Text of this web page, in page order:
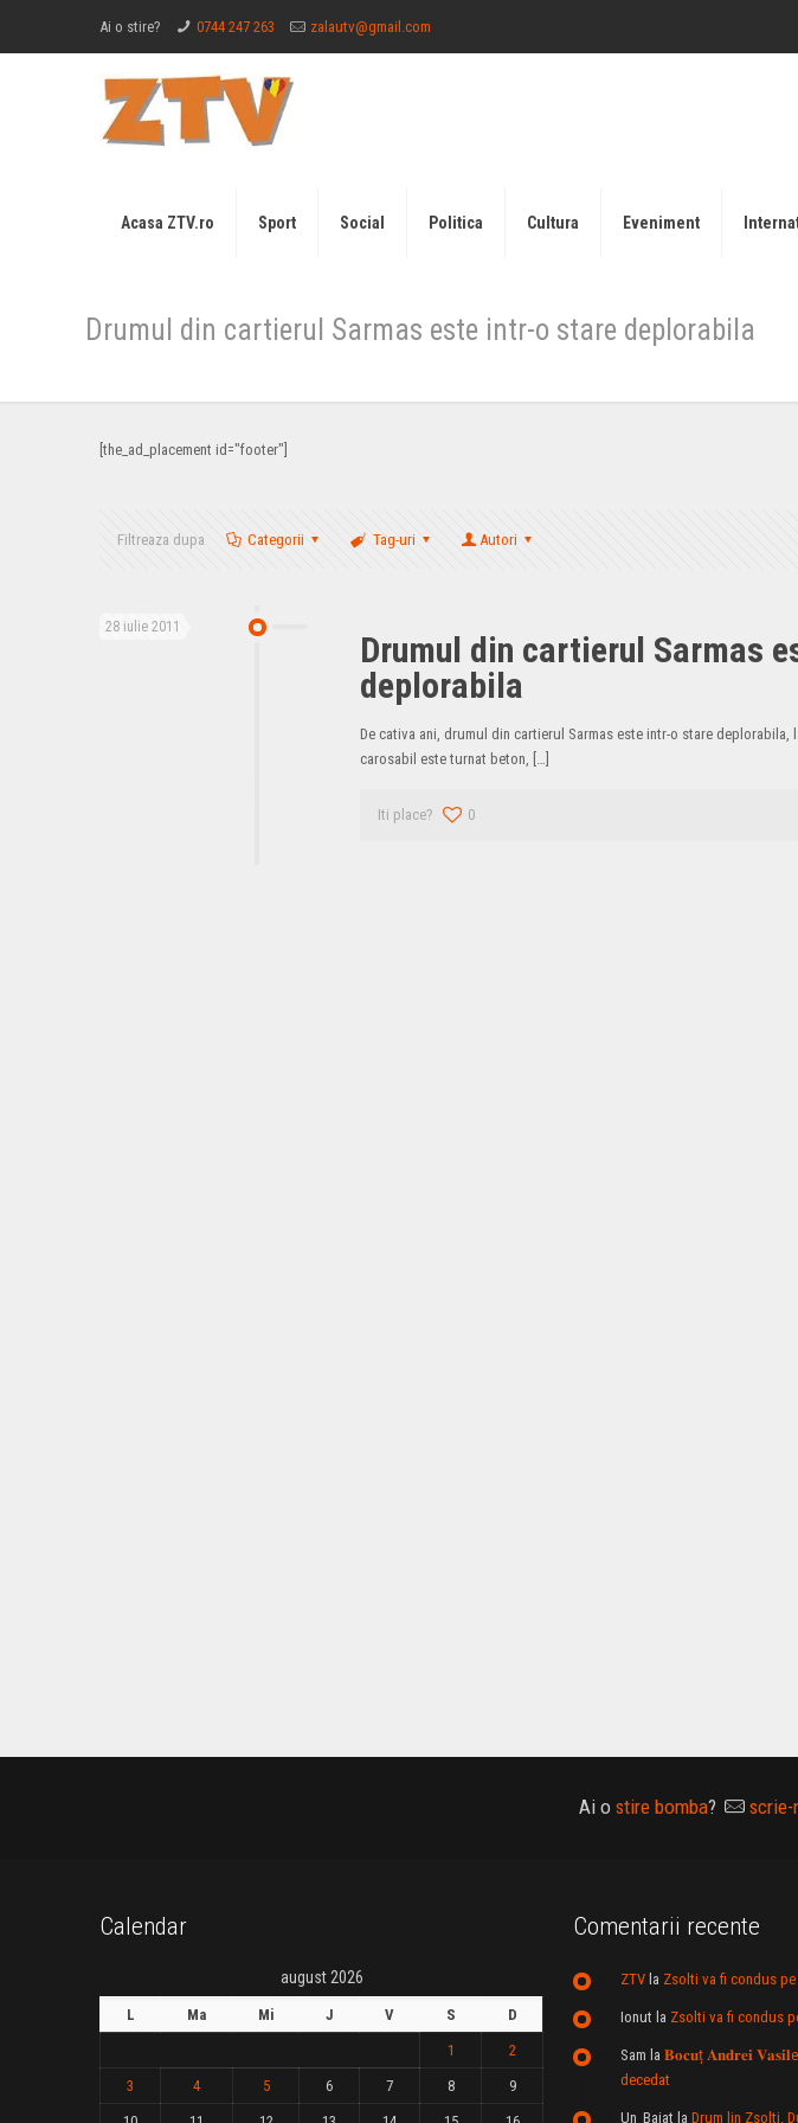
Ai o stire? 0744 247 263 zalautv@gmail.com
Acasa ZTV.ro Sport Social Politica Cultura Eveniment
Drumul din cartierul Sarmas este intr-o stare deplorabila
[the_ad_placement id="footer"]
Filtreaza dupa Categorii Tag-uri Autori
28 iulie 2011
Drumul din cartierul Sarmas
deplorabila
De cativa ani, drumul din cartierul Sarmas este intr-o stare
carosabil este turnat beton, […]
Iti place? 0
Ai o stire bomba? scrie-
Calendar
august 2026
L Ma Mi J V S
D
1
2
3
4 5 6 7 8
9
Comentarii recente
ZTVla Zsolti va fi condus
Ionut la Zsolti va fi condus
Sam la 𝐁𝐨𝐜𝐮ț 𝐀𝐧𝐝𝐫𝐞𝐢
decedat
Un_Baiat la Drum lin Zsolti.